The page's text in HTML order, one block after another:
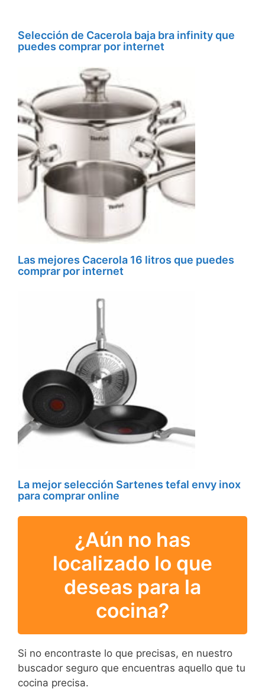
Selección de Cacerola baja bra infinity que
puedes comprar por internet
Las mejores Cacerola 16 litros que puedes
comprar por internet
La mejor selección Sartenes tefal envy inox
para comprar online
¿Aún no has
localizado lo que
deseas para la
cocina?
Si no encontraste lo que precisas, en nuestro
buscador seguro que encuentras aquello que tu
cocina precisa.